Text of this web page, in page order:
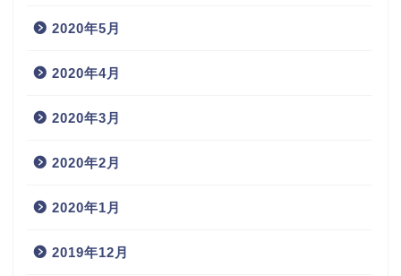
2020年5月
2020年4月
2020年3月
2020年2月
2020年1月
2019年12月